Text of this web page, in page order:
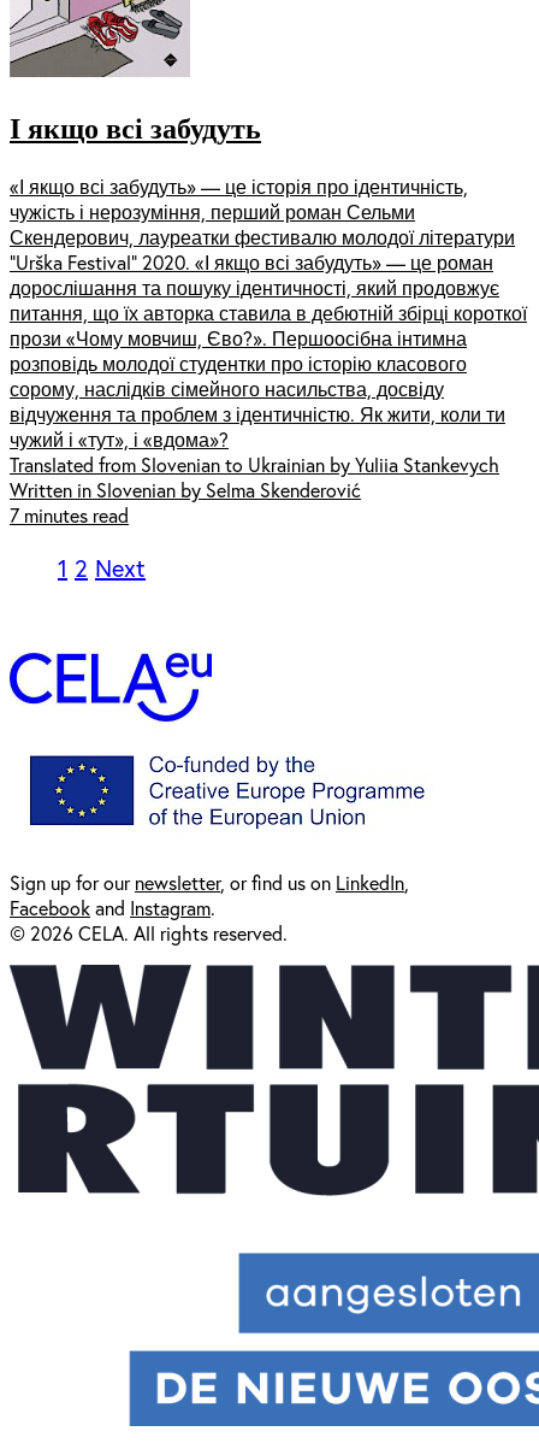
І якщо всі забудуть
«І якщо всі забудуть» — це історія про ідентичність,
чужість і нерозуміння, перший роман Сельми
Скендерович, лауреатки фестивалю молодої літератури
“Urška Festival” 2020. «І якщо всі забудуть» — це роман
дорослішання та пошуку ідентичності, який продовжує
питання, що їх авторка ставила в дебютній збірці короткої
прози «Чому мовчиш, Єво?». Першоосібна інтимна
розповідь молодої студентки про історію класового
сорому, наслідків сімейного насильства, досвіду
відчуження та проблем з ідентичністю. Як жити, коли ти
чужий і «тут», і «вдома»?
Translated from Slovenian to Ukrainian by Yuliia Stankevych
Written in Slovenian by Selma Skenderović
7 minutes read
1 2 Next
Sign up for ournewsletter, or find us on LinkedIn
Facebookand Instagram.
© 2026 CELA. All rights reserved.